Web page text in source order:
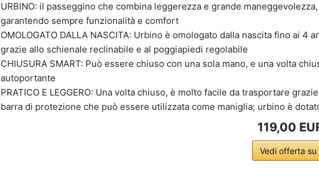
URBINO: il passeggino che combina leggerezza e grande maneggevolezza,
garantendo sempre funzionalità e comfort
OMOLOGATO DALLA NASCITA: Urbino è omologato dalla nascita fino ai 4
grazie allo schienale reclinabile e al poggiapiedi regolabile
CHIUSURA SMART: Può essere chiuso con una sola mano, e una volta
autoportante
PRATICO E LEGGERO: Una volta chiuso, è molto facile da trasportare
barra di protezione che può essere utilizzata come maniglia; urbino è
119,00
Vedi offerta su